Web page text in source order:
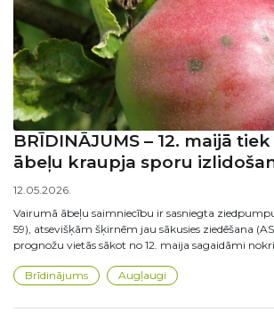
BRĪDINĀJUMS – 12. maijā
ābeļu kraupja sporu
12.05.2026.
Vairumā ābeļu saimniecību ir sasniegta
59), atsevišķām šķirnēm jau sākusies ziedēšana (AS
prognožu vietās sākot no 12. maija sagaidāmi
Brīdinājums Augļaugi